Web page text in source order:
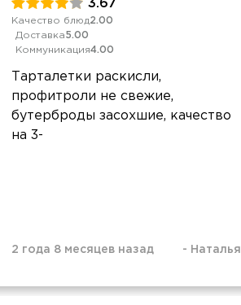
3.67
Качество блюд2.00
Доставка5.00
Коммуникация4.00
Тарталетки раскисли,
профитроли не свежие,
бутерброды засохшие, качество
на 3-
2 года 8 месяцев назад - Наталья